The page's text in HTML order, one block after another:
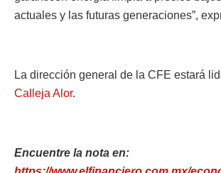
actuales y las futuras generaciones”,
La dirección general de la CFE estará
Calleja Alor.
Encuentre la nota en: